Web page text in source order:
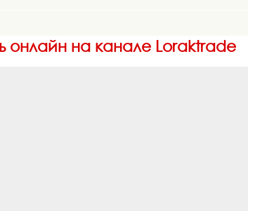
онлайн на канале Loraktrade